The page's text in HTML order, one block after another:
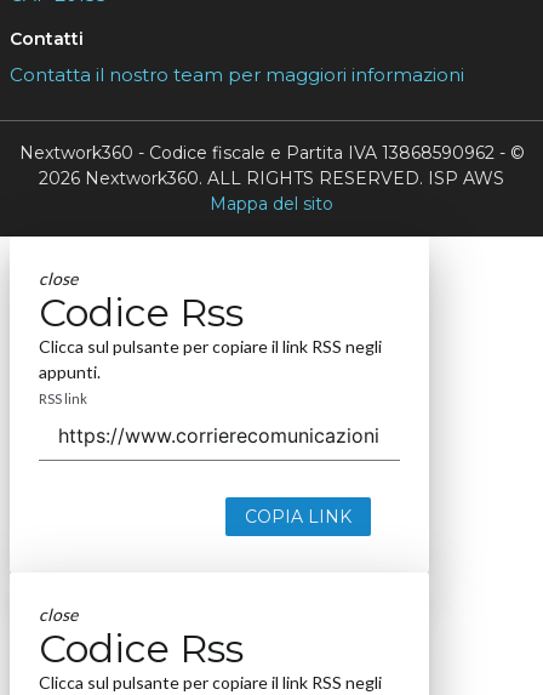
Contatti
Contatta il nostro team per maggiori informazioni
Nextwork360 - Codice fiscale e Partita IVA 13868590962 - ©
2026 Nextwork360. ALL RIGHTS RESERVED. ISP AWS
Mappa del sito
close
Codice Rss
Clicca sul pulsante per copiare il link RSS negli
appunti.
RSS link
COPIA LINK
close
Codice Rss
Clicca sul pulsante per copiare il link RSS negli